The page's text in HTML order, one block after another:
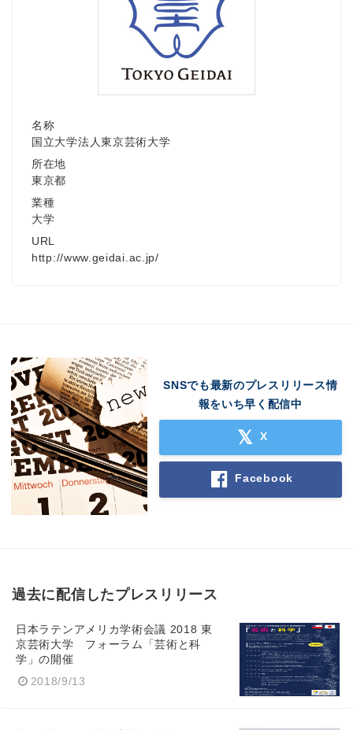
名称
国立大学法人東京芸術大学
所在地
東京都
業種
大学
URL
http://www.geidai.ac.jp/
SNSでも最新のプレスリリース情
報をいち早く配信中
X
Facebook
過去に配信したプレスリリース
日本ラテンアメリカ学術会議 2018 東
京芸術大学 フォーラム「芸術と科
学」の開催
2018/9/13